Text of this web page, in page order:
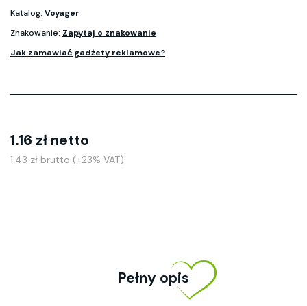
Katalog: Voyager
Znakowanie: Zapytaj o znakowanie
Jak zamawiać gadżety reklamowe?
1.16 zł netto
1.43 zł brutto (+23% VAT)
Pełny opis